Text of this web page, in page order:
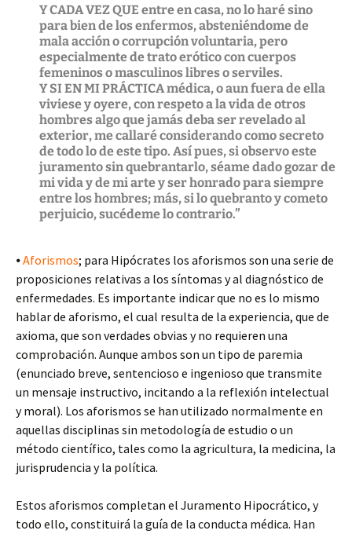
Y CADA VEZ QUE entre en casa, no lo haré sino
para bien de los enfermos, absteniéndome de
mala acción o corrupción voluntaria, pero
especialmente de trato erótico con cuerpos
femeninos o masculinos libres o serviles.
Y SI EN MI PRÁCTICA médica, o aun fuera de ella
viviese y oyere, con respeto a la vida de otros
hombres algo que jamás deba ser revelado al
exterior, me callaré considerando como secreto
de todo lo de este tipo. Así pues, si observo este
juramento sin quebrantarlo, séame dado gozar de
mi vida y de mi arte y ser honrado para siempre
entre los hombres; más, si lo quebranto y cometo
perjuicio, sucédeme lo contrario.”
⦁Aforismos; para Hipócrates los aforismos son una serie de
proposiciones relativas a los síntomas y al diagnóstico de
enfermedades. Es importante indicar que no es lo mismo
hablar de aforismo, el cual resulta de la experiencia, que de
axioma, que son verdades obvias y no requieren una
comprobación. Aunque ambos son un tipo de paremia
(enunciado breve, sentencioso e ingenioso que transmite
un mensaje instructivo, incitando a la reflexión intelectual
y moral). Los aforismos se han utilizado normalmente en
aquellas disciplinas sin metodología de estudio o un
método científico, tales como la agricultura, la medicina, la
jurisprudencia y la política.
Estos aforismos completan el Juramento Hipocrático, y
todo ello, constituirá la guía de la conducta médica. Han